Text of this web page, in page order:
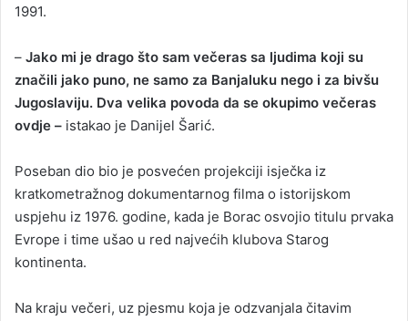
1991.
– Jako mi je drago što sam večeras sa ljudima koji su
značili jako puno, ne samo za Banjaluku nego i za bivšu
Jugoslaviju. Dva velika povoda da se okupimo večeras
ovdje – istakao je Danijel Šarić.
Poseban dio bio je posvećen projekciji isječka iz
kratkometražnog dokumentarnog filma o istorijskom
uspjehu iz 1976. godine, kada je Borac osvojio titulu prvaka
Evrope i time ušao u red najvećih klubova Starog
kontinenta.
Na kraju večeri, uz pjesmu koja je odzvanjala čitavim